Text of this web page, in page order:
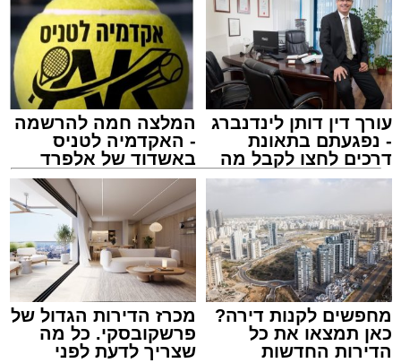
עורך דין דותן לינדנברג
- נפגעתם בתאונת
דרכים לחצו לקבל מה
שמגיע לכם
המלצה חמה להרשמה
- האקדמיה לטניס
באשדוד של אלפרד
קריאולנסקי - לילדים
מחפשים לקנות דירה?
כאן תמצאו את כל
הדירות החדשות
מכרז הדירות הגדול של
פרשקובסקי. כל מה
שצריך לדעת לפני